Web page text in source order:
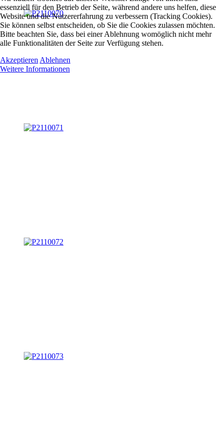
essenziell für den Betrieb der Seite, während andere uns helfen, diese
Website und die Nutzererfahrung zu verbessern (Tracking Cookies).
Sie können selbst entscheiden, ob Sie die Cookies zulassen möchten.
Bitte beachten Sie, dass bei einer Ablehnung womöglich nicht mehr
alle Funktionalitäten der Seite zur Verfügung stehen.
Akzeptieren Ablehnen
Weitere Informationen